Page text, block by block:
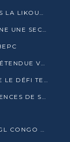
LA CRÉATION D’UNE UNIVERSITÉ DANS LA LIKOUALA AU CŒUR D’UNE RÉFLEXION NATIONALE
ÉCONOMIE VERTE : AGL CONGO DONNE UNE SECONDE VIE À SES DÉCHETS INDUSTRIELS
ALERTE À L’ESCROQUERIE SUR LA PRÉTENDUE VENTE DE PARCELLES AFAT
MÔLE EST : CONGO TERMINAL RELÈVE LE DÉFI TECHNIQUE DES SABLES BITUMINEUX
AGL CONGO RENFORCE LES COMPÉTENCES DE SES ÉQUIPES AVEC LA CERTIFICATION CACES® R483
JUILLET